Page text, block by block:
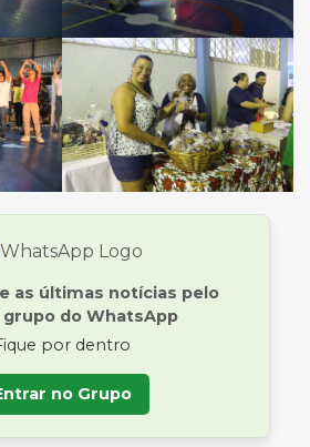
as últimas notícias pelo
grupo do WhatsApp
por dentro
no Grupo